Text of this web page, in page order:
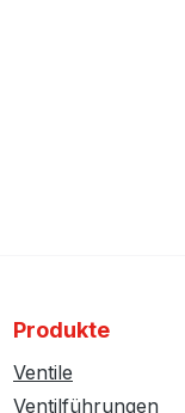
Produkte
Ventile
Ventilführungen